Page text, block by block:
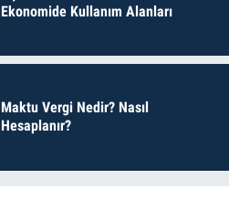
Ekonomide Kullanım Alanları
Maktu Vergi Nedir? Nasıl
Hesaplanır?